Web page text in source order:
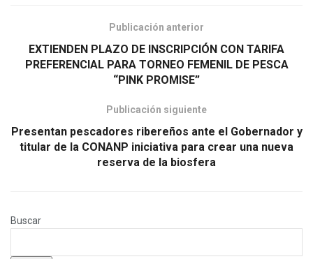
Publicación anterior
EXTIENDEN PLAZO DE INSCRIPCIÓN CON TARIFA
PREFERENCIAL PARA TORNEO FEMENIL DE PESCA
“PINK PROMISE”
Publicación siguiente
Presentan pescadores ribereños ante el Gobernador y
titular de la CONANP iniciativa para crear una nueva
reserva de la biosfera
Buscar